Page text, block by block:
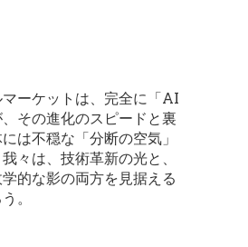
ーケットは、完全に「AI
その進化のスピードと裏
は不穏な「分断の空気」
々は、技術革新の光と、
的な影の両方を見据える
。